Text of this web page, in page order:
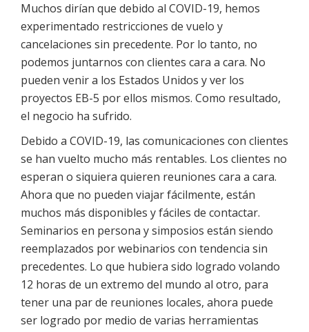
Muchos dirían que debido al COVID-19, hemos
experimentado restricciones de vuelo y
cancelaciones sin precedente. Por lo tanto, no
podemos juntarnos con clientes cara a cara. No
pueden venir a los Estados Unidos y ver los
proyectos EB-5 por ellos mismos. Como resultado,
el negocio ha sufrido.
Debido a COVID-19, las comunicaciones con clientes
se han vuelto mucho más rentables. Los clientes no
esperan o siquiera quieren reuniones cara a cara.
Ahora que no pueden viajar fácilmente, están
muchos más disponibles y fáciles de contactar.
Seminarios en persona y simposios están siendo
reemplazados por webinarios con tendencia sin
precedentes. Lo que hubiera sido logrado volando
12 horas de un extremo del mundo al otro, para
tener una par de reuniones locales, ahora puede
ser logrado por medio de varias herramientas